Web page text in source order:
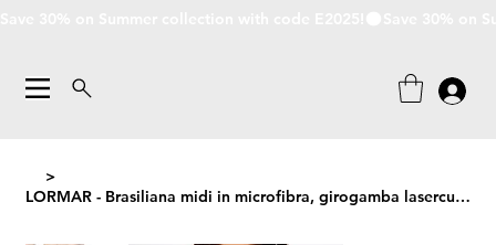
>
LORMAR - Brasiliana midi in microfibra, girogamba lasercut e senza cuciture